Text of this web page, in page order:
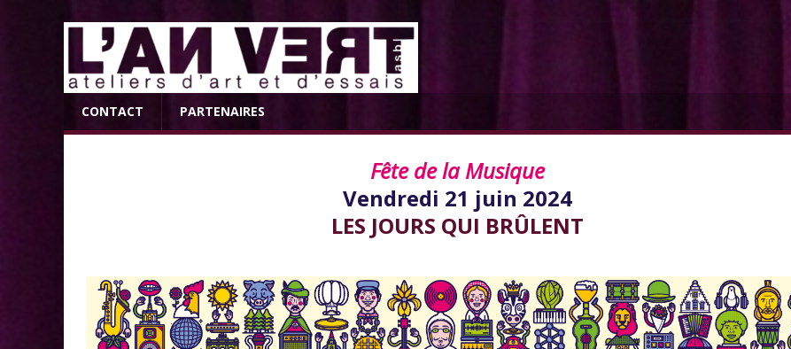
CONTACT PARTENAIRES
Fête de la Musique
Vendredi 21 juin 2024
LES JOURS QUI BRÛLENT